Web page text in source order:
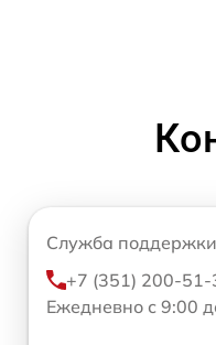
Служба поддержки
+7 (351) 200-51-
Ежедневно с 9:00